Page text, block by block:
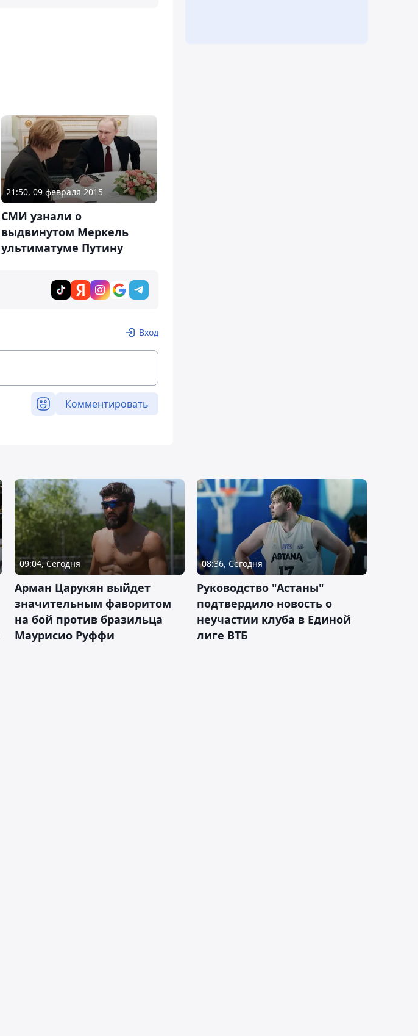
21:50, 09 февраля 2015
СМИ узнали о
выдвинутом Меркель
ультиматуме Путину
Вход
Комментировать
09:04, Сегодня
Арман Царукян выйдет
значительным фаворитом
на бой против бразильца
Маурисио Руффи
08:36, Сегодня
Руководство "Астаны"
подтвердило новость о
неучастии клуба в Единой
лиге ВТБ